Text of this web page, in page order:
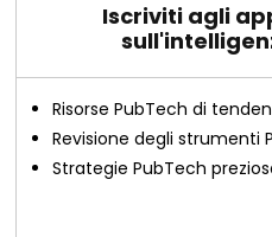
Iscriviti agli
Risorse PubTech di
Revisione degli strumenti
Strategie PubTech